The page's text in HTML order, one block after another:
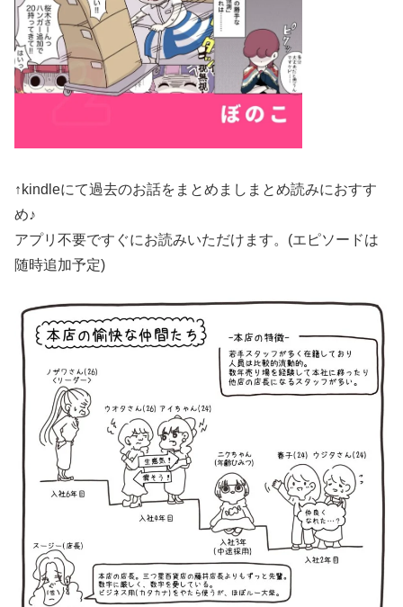
↑kindleにて過去のお話をまとめましまとめ読みにおすす
め♪
アプリ不要ですぐにお読みいただけます。(エピソードは
随時追加予定)